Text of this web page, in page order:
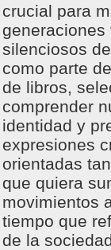
crucial para
silenciosos
como parte
de libros,
comprender
identidad y
expresiones
orientadas
que quiera
movimientos
tiempo que
de la